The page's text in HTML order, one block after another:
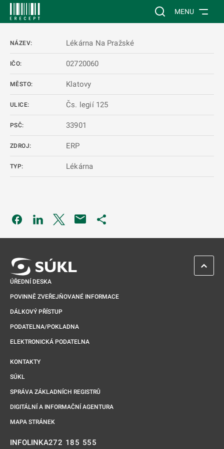
Vyhledávání na
MENU
NÁZEV: Lékárna Na Pražské
IČO: 02720060
MĚSTO: Klatovy
ULICE: Čs. legií 125
PSČ: 33901
ZDROJ: ERP
TYP: Lékárna
Odkaz se otevře na nové kartě
Odkaz se otevře na nové kartě
Odkaz se otevře na nové kartě
ÚŘEDNÍ DESKA
POVINNĚ ZVEŘEJŇOVANÉ INFORMACE
DÁLKOVÝ PŘÍSTUP
PODATELNA/POKLADNA
ELEKTRONICKÁ PODATELNA
KONTAKTY
SÚKL
SPRÁVA ZÁKLADNÍCH REGISTRŮ
DIGITÁLNÍ A INFORMAČNÍ AGENTURA
MAPA STRÁNEK
INFOLINKA272 185 555
ZPĚT